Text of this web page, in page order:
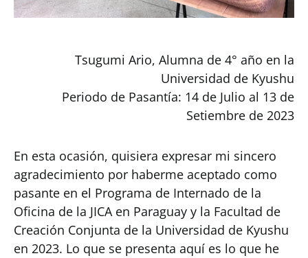
Tsugumi Ario, Alumna de 4° año en la
Universidad de Kyushu
Periodo de Pasantía: 14 de Julio al 13 de
Setiembre de 2023
En esta ocasión, quisiera expresar mi sincero
agradecimiento por haberme aceptado como
pasante en el Programa de Internado de la
Oficina de la JICA en Paraguay y la Facultad de
Creación Conjunta de la Universidad de Kyushu
en 2023. Lo que se presenta aquí es lo que he